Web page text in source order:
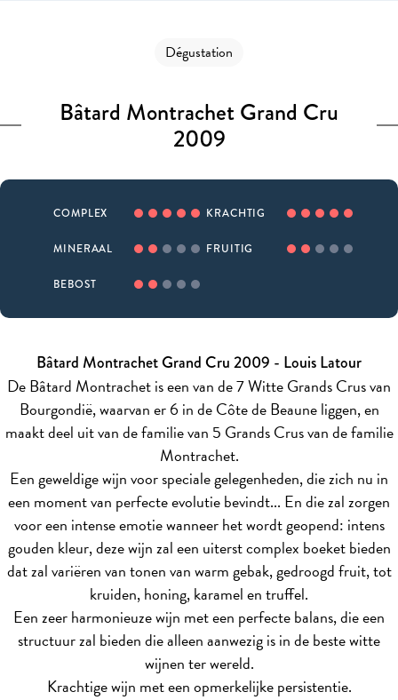
Dégustation
Bâtard Montrachet Grand Cru
2009
COMPLEX KRACHTIG
MINERAAL FRUITIG
BEBOST
Bâtard Montrachet Grand Cru 2009 - Louis Latour
De Bâtard Montrachet is een van de 7 Witte Grands Crus van
Bourgondië, waarvan er 6 in de Côte de Beaune liggen, en
maakt deel uit van de familie van 5 Grands Crus van de familie
Montrachet.
Een geweldige wijn voor speciale gelegenheden, die zich nu in
een moment van perfecte evolutie bevindt... En die zal zorgen
voor een intense emotie wanneer het wordt geopend: intens
gouden kleur, deze wijn zal een uiterst complex boeket bieden
dat zal variëren van tonen van warm gebak, gedroogd fruit, tot
kruiden, honing, karamel en truffel.
Een zeer harmonieuze wijn met een perfecte balans, die een
structuur zal bieden die alleen aanwezig is in de beste witte
wijnen ter wereld.
Krachtige wijn met een opmerkelijke persistentie.